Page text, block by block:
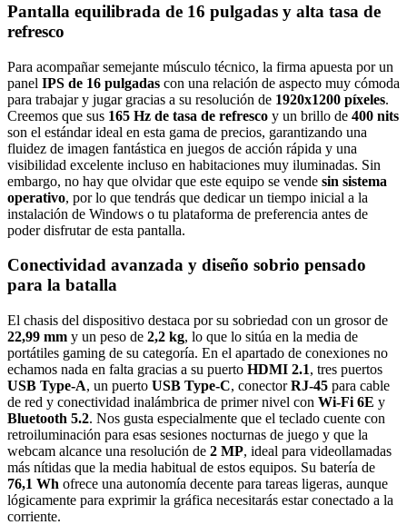
Pantalla equilibrada de 16 pulgadas y alta tasa de
refresco
Para acompañar semejante músculo técnico, la firma apuesta por un
panel IPS de 16 pulgadas con una relación de aspecto muy cómoda
para trabajar y jugar gracias a su resolución de 1920x1200 píxeles.
Creemos que sus 165 Hz de tasa de refresco y un brillo de 400 nits
son el estándar ideal en esta gama de precios, garantizando una
fluidez de imagen fantástica en juegos de acción rápida y una
visibilidad excelente incluso en habitaciones muy iluminadas. Sin
embargo, no hay que olvidar que este equipo se vende sin sistema
operativo, por lo que tendrás que dedicar un tiempo inicial a la
instalación de Windows o tu plataforma de preferencia antes de
poder disfrutar de esta pantalla.
Conectividad avanzada y diseño sobrio pensado
para la batalla
El chasis del dispositivo destaca por su sobriedad con un grosor de
22,99 mm y un peso de 2,2 kg, lo que lo sitúa en la media de
portátiles gaming de su categoría. En el apartado de conexiones no
echamos nada en falta gracias a su puerto HDMI 2.1, tres puertos
USB Type-A, un puerto USB Type-C, conectorRJ-45 para cable
de red y conectividad inalámbrica de primer nivel con Wi-Fi 6E y
Bluetooth 5.2. Nos gusta especialmente que el teclado cuente con
retroiluminación para esas sesiones nocturnas de juego y que la
webcam alcance una resolución de 2 MP, ideal para videollamadas
más nítidas que la media habitual de estos equipos. Su batería de
76,1 Wh ofrece una autonomía decente para tareas ligeras, aunque
lógicamente para exprimir la gráfica necesitarás estar conectado a la
corriente.